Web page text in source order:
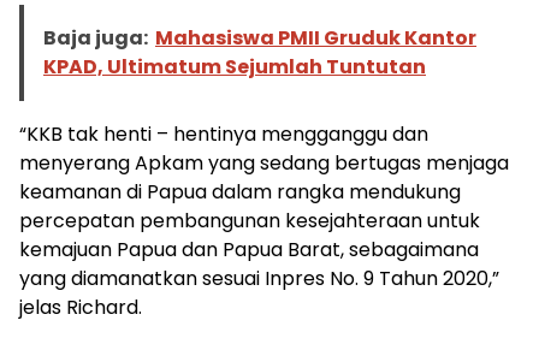
Baja juga: Mahasiswa PMII Gruduk Kantor
KPAD, Ultimatum Sejumlah Tuntutan
“KKB tak henti – hentinya mengganggu dan
menyerang Apkam yang sedang bertugas menjaga
keamanan di Papua dalam rangka mendukung
percepatan pembangunan kesejahteraan untuk
kemajuan Papua dan Papua Barat, sebagaimana
yang diamanatkan sesuai Inpres No. 9 Tahun 2020,”
jelas Richard.